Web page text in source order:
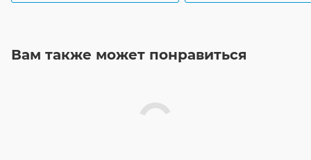
Вам также может понравиться